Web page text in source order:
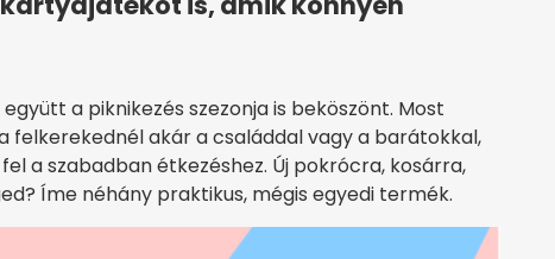
a piknikezés szezonja is beköszönt. Most
felkerekednél akár a családdal vagy a barátokkal,
a szabadban étkezéshez. Új pokrócra, kosárra,
Íme néhány praktikus, mégis egyedi termék.